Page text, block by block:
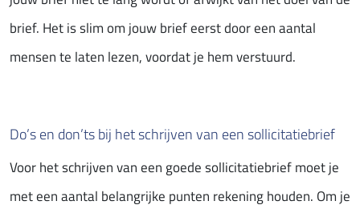
brief. Het is slim om jouw brief eerst door een aantal
mensen te laten lezen, voordat je hem verstuurd.
Do’s en don’ts bij het schrijven van een sollicitatiebrief
Voor het schrijven van een goede sollicitatiebrief moet je
met een aantal belangrijke punten rekening houden. Om je